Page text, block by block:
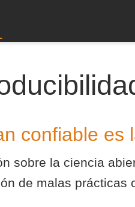
confiable es
sobre la ciencia
de malas prácticas